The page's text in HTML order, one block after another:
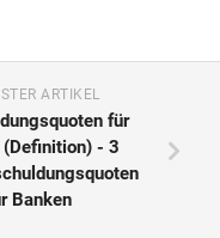
ARTIKEL
für
(Definition) - 3
Banken